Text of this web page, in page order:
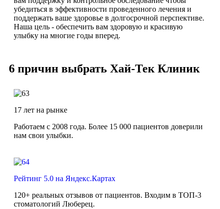
убедиться в эффективности проведенного лечения и
поддержать ваше здоровье в долгосрочной перспективе.
Наша цель - обеспечить вам здоровую и красивую
улыбку на многие годы вперед.
6 причин выбрать Хай-Тек Клиник
17 лет на рынке
Работаем с 2008 года. Более 15 000 пациентов доверили
нам свои улыбки.
Рейтинг 5.0 на Яндекс.Картах
120+ реальных отзывов от пациентов. Входим в ТОП-3
стоматологий Люберец.